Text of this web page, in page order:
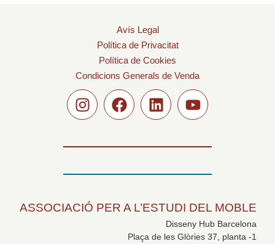
Avís Legal
Política de Privacitat
Política de Cookies
Condicions Generals de Venda
ASSOCIACIÓ PER A L’ESTUDI DEL MOBLE
Disseny Hub Barcelona
Plaça de les Glòries 37, planta -1